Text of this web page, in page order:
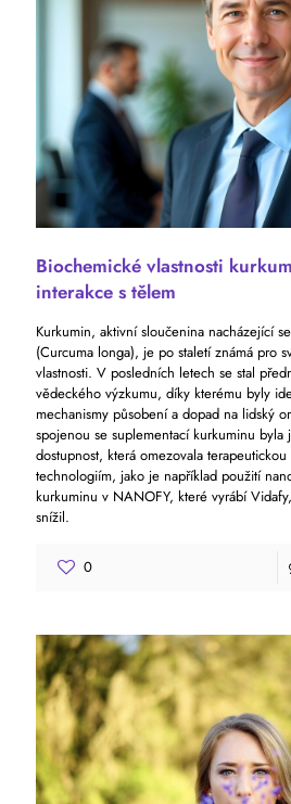
Biochemické vlastnosti
interakce s tělem
Kurkumin, aktivní sloučenina nacházející
(Curcuma longa), je po staletí známá pro
vlastnosti. V posledních letech se stal
vědeckého výzkumu, díky kterému byly
mechanismy působení a dopad na lidský
spojenou se suplementací kurkuminu
dostupnost, která omezovala
technologiím, jako je například použití
kurkuminu v NANOFY, které vyrábí
snížil.
0